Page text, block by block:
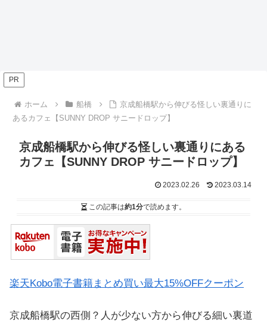
PR
ホーム 船橋
京成船橋駅から伸びる怪しい裏通りに
あるカフェ【SUNNY DROP サニードロップ】
京成船橋駅から伸びる怪しい裏通りにある
カフェ【SUNNY DROP サニードロップ】
2023.02.26 2023.03.14
この記事は約1分で読めます。
楽天Kobo電子書籍まとめ買い最大15%OFFクーポン
京成船橋駅の西側？人が少ない方から伸びる細い裏道